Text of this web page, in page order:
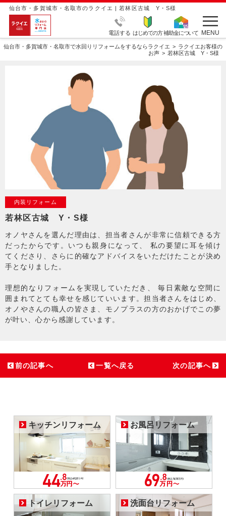
仙台市・多賀城市・名取市のラクイエ | 若林区古城 Y・S様
電話する はじめての方補助金について MENU
仙台市・多賀城市・名取市で水回りリフォームをするならラクイエ
ラクイエお客様の
お声
若林区古城 Y・S様
内装リフォーム
若林区古城 Y・S様
オノヤさんを選んだ理由は、担当者さんが非常に信頼できる方
だったからです。いつも親身になって、 私の要望に耳を傾け
てくださり、さらに的確なアドバイスをいただけたことが決め
手となりました。
理想的なりフォームを実現していただき、 毎日素敵な空間に
囲まれてとても幸せを感じていいます。担当者さんをはじめ、
オノやさんの職人の皆さま、モノプラスの方のおかげでこの夢
が叶い、心から感謝しています。
前の記事へ 一覧へ戻る 次の記事へ
キッチンリフォーム お風呂リフォーム
トイレリフォーム 洗面台リフォーム